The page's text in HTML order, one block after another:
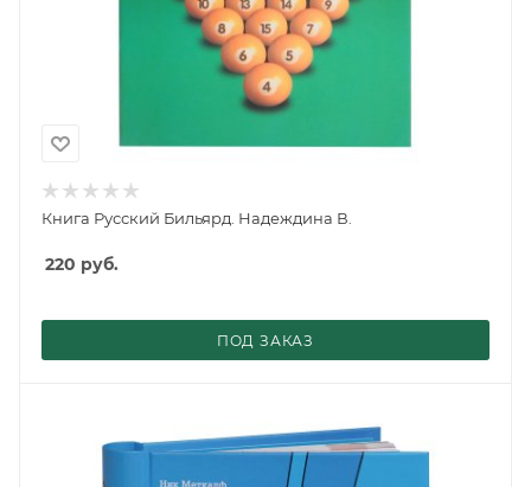
Книга Русский Бильярд. Надеждина В.
220 руб.
ПОД ЗАКАЗ